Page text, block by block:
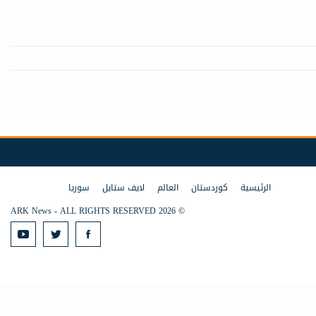
الرئيسية كوردستان العالم لايف ستايل
سوريا
© 2026 ARK News - ALL RIGHTS RESERVED